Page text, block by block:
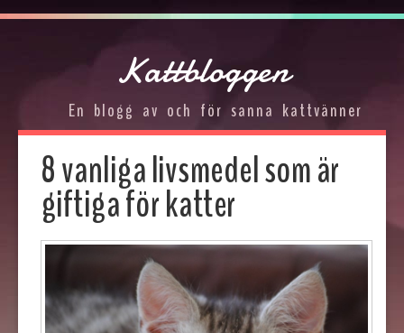
Kattbloggen
En blogg av och för sanna kattvänner
8 vanliga livsmedel som är
giftiga för katter